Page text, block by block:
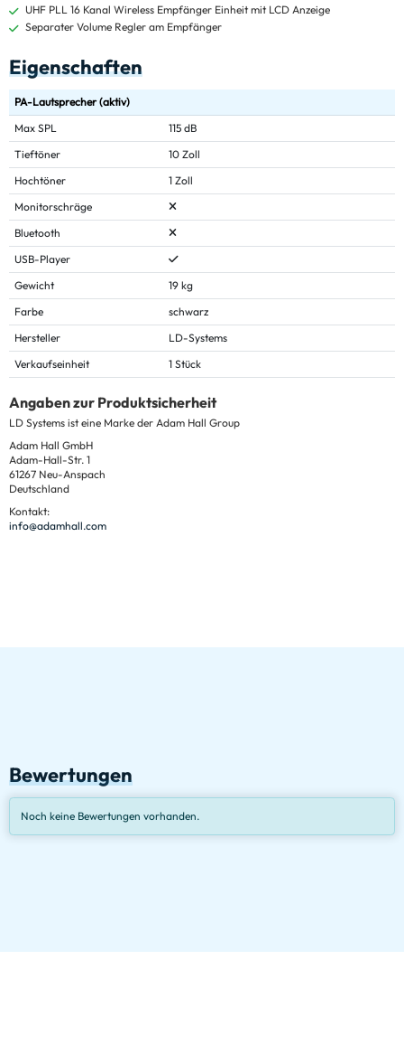
UHF PLL 16 Kanal Wireless Empfänger Einheit mit LCD Anzeige
Separater Volume Regler am Empfänger
Eigenschaften
PA-Lautsprecher (aktiv)
Max SPL
115 dB
Tieftöner
10 Zoll
Hochtöner
1 Zoll
Monitorschräge
Bluetooth
USB-Player
Gewicht
19 kg
Farbe
schwarz
Hersteller
LD-Systems
Verkaufseinheit
1 Stück
Angaben zur Produktsicherheit
LD Systems ist eine Marke der Adam Hall Group
Adam Hall GmbH
Adam-Hall-Str. 1
61267 Neu-Anspach
Deutschland
Kontakt:
info@adamhall.com
Bewertungen
Noch keine Bewertungen vorhanden.